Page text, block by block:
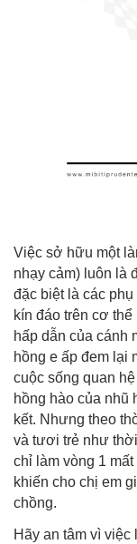
Việc sở hữu một
nhạy cảm) luôn là
đặc biệt là các
kín đáo trên cơ
hấp dẫn của cánh
hồng e ấp đem lại
cuộc sống quan
hồng hào của nhũ
kết. Nhưng theo
và tươi trẻ như
chỉ làm vòng 1
khiến cho chị em
chồng.
Hãy an tâm vì việc